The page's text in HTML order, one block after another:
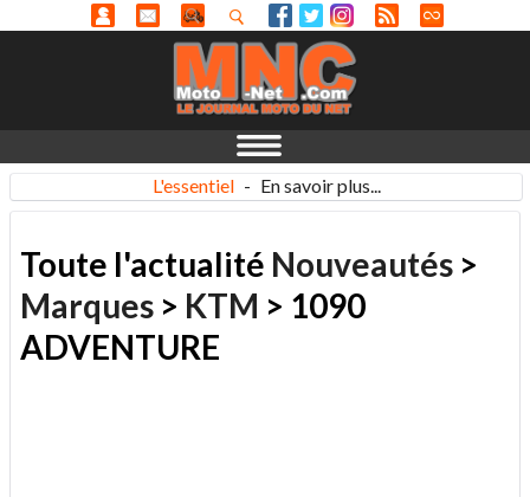
L'essentiel - En savoir plus...
Toute l'actualité Nouveautés >
Marques > KTM > 1090
ADVENTURE